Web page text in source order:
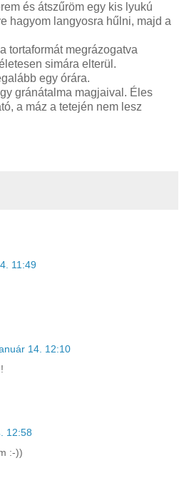
és átszűröm egy kis lyukú
hagyom langyosra hűlni, majd a
tortaformát megrázogatva
simára elterül.
egy órára.
gránátalma magjaival. Éles
a máz a tetején nem lesz
11:49
14. 12:10
12:58
:-))